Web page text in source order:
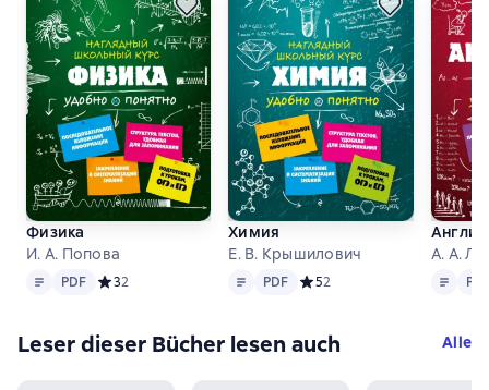
Физика
И. А. Попова
Text PDF
PDF Средний рейтинг 3 на основе 2 оценок
32
Химия
Е. В. Крышилович
Text PDF
PDF Средний рейтинг 5 на
52
А. А.
Text PDF
Leser dieser Bücher lesen auch Alle